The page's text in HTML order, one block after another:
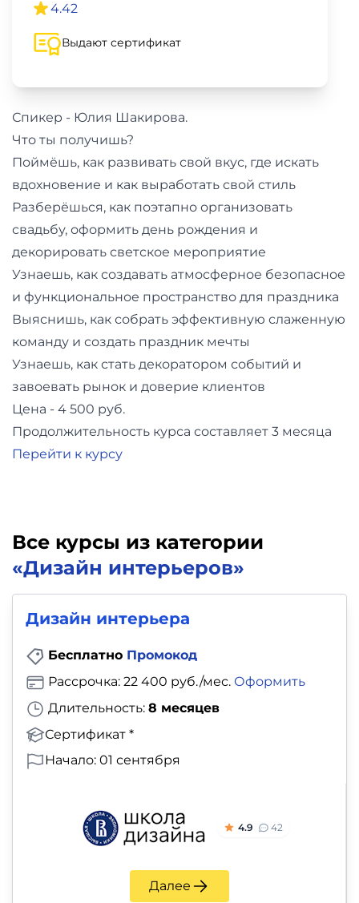
4.42
Выдают сертификат
Спикер - Юлия Шакирова.
Что ты получишь?
Поймёшь, как развивать свой вкус, где искать
вдохновение и как выработать свой стиль
Разберёшься, как поэтапно организовать
свадьбу, оформить день рождения и
декорировать светское мероприятие
Узнаешь, как создавать атмосферное безопасное
и функциональное пространство для праздника
Выяснишь, как собрать эффективную слаженную
команду и создать праздник мечты
Узнаешь, как стать декоратором событий и
завоевать рынок и доверие клиентов
Цена - 4 500 руб.
Продолжительность курса составляет 3 месяца
Перейти к курсу
Все курсы из категории
«Дизайн интерьеров»
Дизайн интерьера
Бесплатно Промокод
Длительность: 8 месяцев
Сертификат *
Рассрочка: 22 400 руб./мес. Оформить
Начало: 01 сентября
4.9 42
Далее
Красота,
здоровье,
Психология
и
саморазвитие
Прочее
Репетиторы
Тесты
на
профориентацию